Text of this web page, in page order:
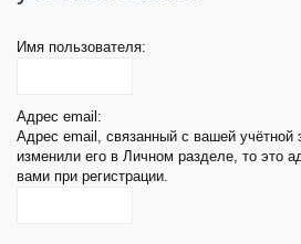
Имя пользователя:
Адрес email:
Адрес email, связанный с вашей
изменили его в Личном разделе, то это
вами при регистрации.